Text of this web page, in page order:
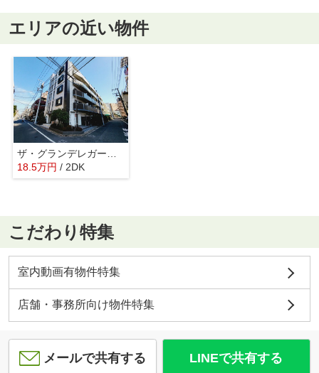
エリアの近い物件
18.5万円 / 2DK
こだわり特集
室内動画有物件特集
店舗・事務所向け物件特集
メールで共有する LINEで共有する